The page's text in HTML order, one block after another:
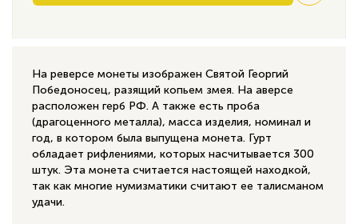
На реверсе монеты изображен Святой Георгий
Победоносец, разящий копьем змея. На аверсе
расположен герб РФ. А также есть проба
(драгоценного металла), масса изделия, номинал и
год, в котором была выпущена монета. Гурт
обладает рифлениями, которых насчитывается 300
штук. Эта монета считается настоящей находкой,
так как многие нумизматики считают ее талисманом
удачи.